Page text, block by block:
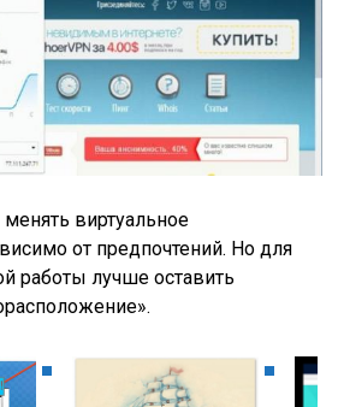
виртуальное
от предпочтений. Но для
работы лучше оставить